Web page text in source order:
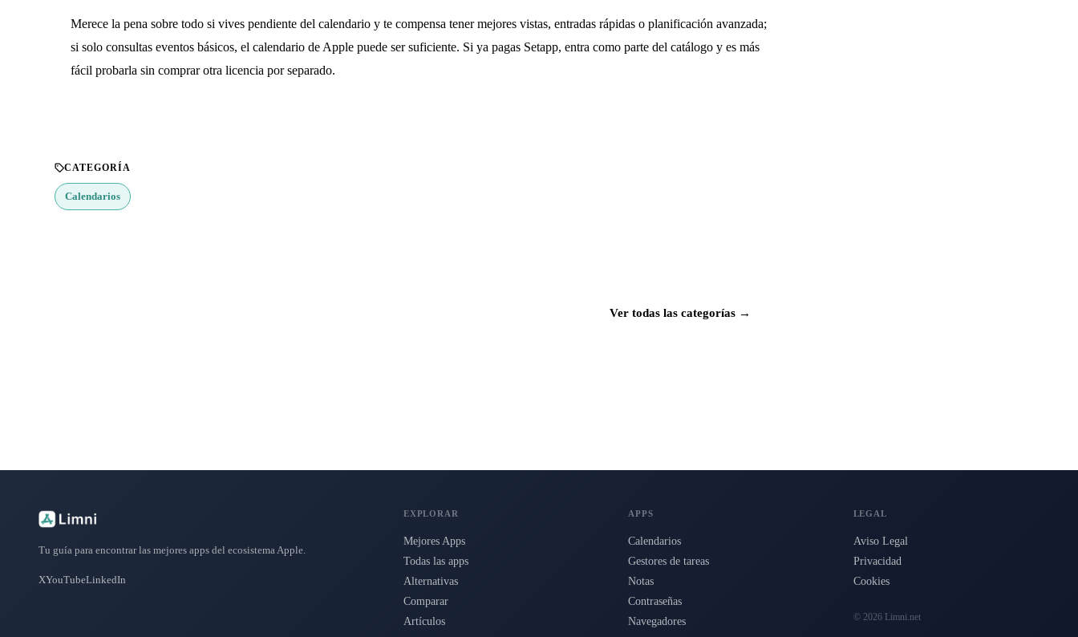
Merece la pena sobre todo si vives pendiente del calendario y te compensa tener mejores vistas, entradas rápidas o planificación avanzada;
si solo consultas eventos básicos, el calendario de Apple puede ser suficiente. Si ya pagas Setapp, entra como parte del catálogo y es más
fácil probarla sin comprar otra licencia por separado.
CATEGORÍA
Calendarios
Ver todas las categorías →
Tu guía para encontrar las mejores apps del ecosistema Apple.
XYouTubeLinkedIn
EXPLORAR
Mejores Apps
Todas las apps
Alternativas
Comparar
Artículos
APPS
Calendarios
Gestores de tareas
Notas
Contraseñas
Navegadores
LEGAL
Aviso Legal
Privacidad
Cookies
© 2026 Limni.net